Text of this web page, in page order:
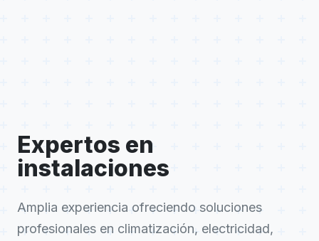
Expertos en
instalaciones
Amplia experiencia ofreciendo soluciones
profesionales en climatización, electricidad,